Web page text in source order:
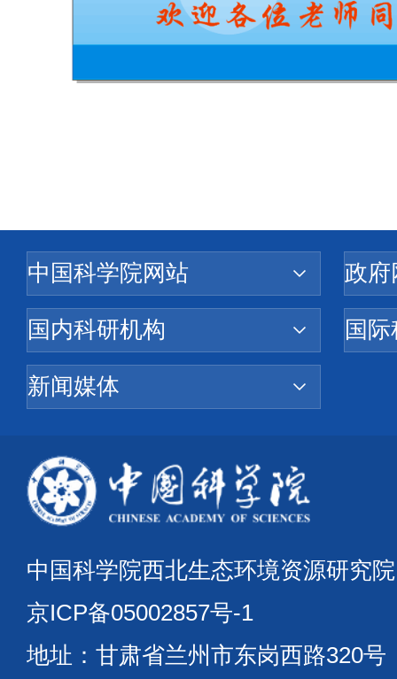
中国科学院西北生态环境资源研
京ICP备05002857号-1
地址：甘肃省兰州市东岗西路